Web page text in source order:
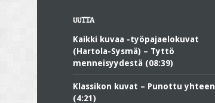
UUTTA
Kaikki kuvaa -työpajaelokuvat
(Hartola-Sysmä) – Tyttö
menneisyydestä (08:39)
Klassikon kuvat – Punottu yhteen
(4:21)